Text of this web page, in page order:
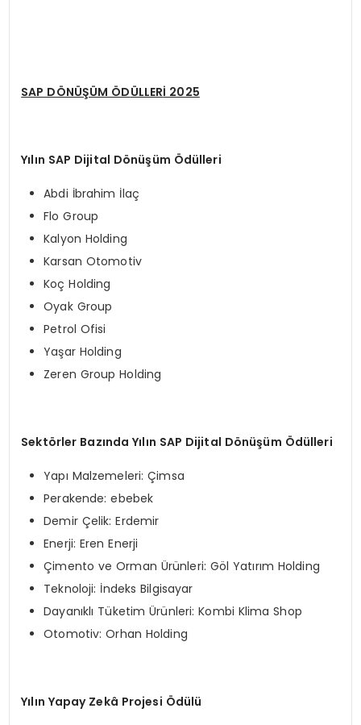
SAP DÖNÜŞÜM ÖDÜLLERİ 2025
Yılın SAP Dijital Dönüşüm Ödülleri
Abdi İbrahim İlaç
Flo Group
Kalyon Holding
Karsan Otomotiv
Koç Holding
Oyak Group
Petrol Ofisi
Yaşar Holding
Zeren Group Holding
Sektörler Bazında Yılın SAP Dijital Dönüşüm Ödülleri
Yapı Malzemeleri: Çimsa
Perakende: ebebek
Demir Çelik: Erdemir
Enerji: Eren Enerji
Çimento ve Orman Ürünleri: Göl Yatırım Holding
Teknoloji: İndeks Bilgisayar
Dayanıklı Tüketim Ürünleri: Kombi Klima Shop
Otomotiv: Orhan Holding
Yılın Yapay Zekâ Projesi Ödülü